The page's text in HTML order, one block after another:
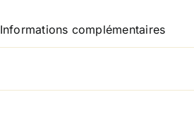
Informations complémentaires